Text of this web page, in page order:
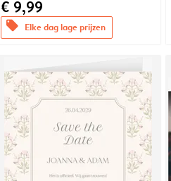
€ 9,99
offers Elke dag lage prijzen